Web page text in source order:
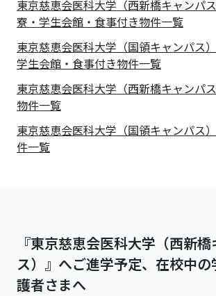
東京慈恵会医科大学（西新橋キャンパ
寮・学生会館・食事付き物件一覧
東京慈恵会医科大学（国領キャンパス
学生会館・食事付き物件一覧
東京慈恵会医科大学（西新橋キャンパ
物件一覧
東京慈恵会医科大学（国領キャンパス
件一覧
『東京慈恵会医科大学（西新
ス）』へご進学予定、在校中
護者さまへ